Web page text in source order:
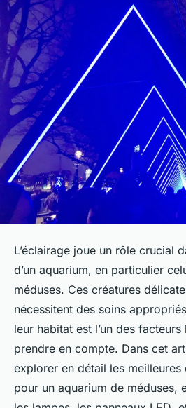
L’éclairage joue un rôle crucial
d’un aquarium, en particulier
méduses. Ces créatures
nécessitent des soins
leur habitat est l’un des
prendre en compte. Dans cet
explorer en détail les
pour un aquarium de méduses,